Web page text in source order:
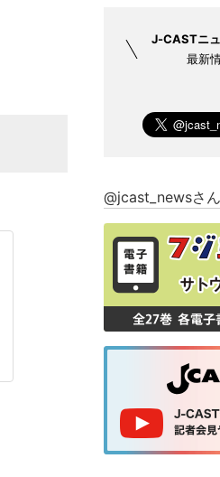
J-CASTニ
最新
@jcast_newsさ